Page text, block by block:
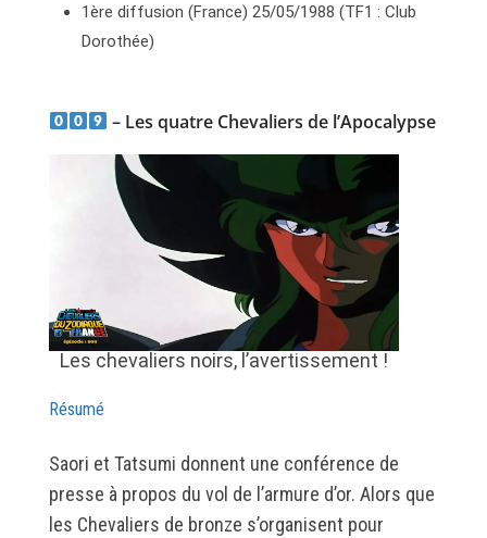
1ère diffusion (France) 25/05/1988 (TF1 : Club
Dorothée)
– Les quatre Chevaliers de l’Apocalypse
Les chevaliers noirs, l’avertissement !
Résumé
Saori et Tatsumi donnent une conférence de
presse à propos du vol de l’armure d’or. Alors que
les Chevaliers de bronze s’organisent pour